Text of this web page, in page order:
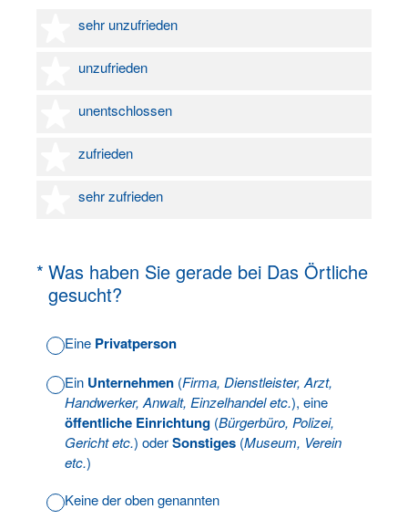
sehr unzufrieden
1 Stern
unzufrieden
2 Sterne
unentschlossen
3 Sterne
zufrieden
4 Sterne
sehr zufrieden
5 Sterne
* Was haben Sie gerade bei Das Örtliche
gesucht?
(Erforderlich.)
Eine Privatperson
Ein Unternehmen (Firma, Dienstleister, Arzt,
Handwerker, Anwalt, Einzelhandel etc.), eine
öffentliche Einrichtung (Bürgerbüro, Polizei,
Gericht etc.) oderSonstiges (Museum, Verein
etc.)
Keine der oben genannten